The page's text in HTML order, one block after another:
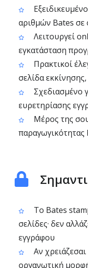
αριθμών Bates σε
Λειτουργεί
εγκατάσταση
Πρακτικοί
σελίδα
Σχεδιασμένο
ευρετηρίασης
Μέρος της
παραγωγικότητας
Το Bates
σελίδες· δεν
εγγράφου
Αν
οργανωτική